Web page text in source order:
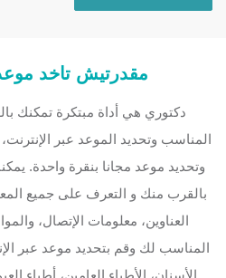
مقدرتيش تاخد
دكتوري هي أداة مبتكرة تمكنك
المناسب وتحديد الموعد عبر
وتحديد موعد مجانا بنقرة واحدة.
بالقرب منك و التعرف على جميع
العناوين، معلومات الإتصال،
المناسب لك وقم بتحديد موعد عبر